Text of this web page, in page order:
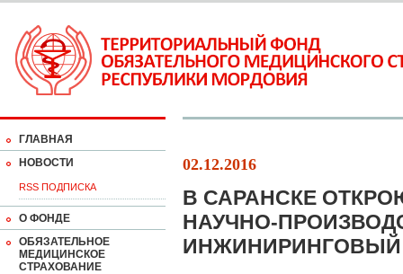
ГЛАВНАЯ
НОВОСТИ
RSS ПОДПИСКА
О ФОНДЕ
ОБЯЗАТЕЛЬНОЕ
МЕДИЦИНСКОЕ
СТРАХОВАНИЕ
02.12.2016
В САРАНСКЕ
НАУЧНО-
ИНЖИНИРИНГОВЫЙ